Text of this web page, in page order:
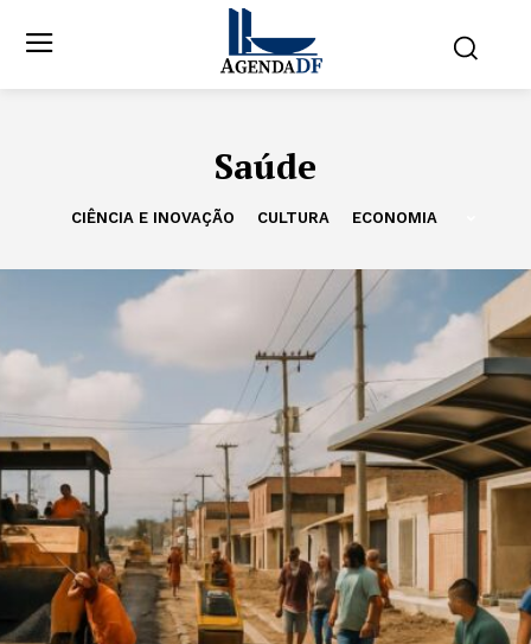
Saúde
CIÊNCIA E INOVAÇÃO CULTURA ECONOMIA